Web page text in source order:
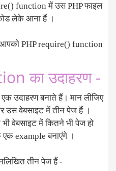
function में उस PHP फाइल
लेके आना हैं ।
PHP require() function
का उदाहरण -
उदाहरण बनाते हैं। मान लीजिए
उस वेबसाइट में तीन पेज हैं ।
वेबसाइट में कितने भी पेज हो
example बनाएंगे ।
तीन पेज हैं -